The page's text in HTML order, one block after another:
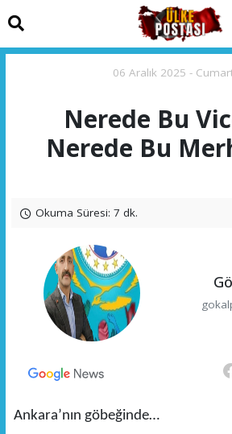
06 Aralık 2025 -
Nerede Bu
Nerede Bu
Okuma Süresi: 7 dk.
Ankara’nın göbeğinde…